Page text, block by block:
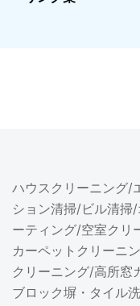
ハウスクリーニング/
ション清掃/ ビル清掃/
ーティング/空室クリ
カーペットクリーニ
クリーニング/高所窓
ブロック塀・タイル